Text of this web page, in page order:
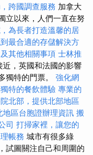
跨國調查服務 加拿大
立以來，人們一直在努
為長者打造溫馨的居
最合適的存儲解決方
其他相關事項 士林推
近，英國和法國的影響
獨特的門票。 強化網
特的餐飲體驗 專業的
北部，提供北部地區
地區台胞證辦理資訊 搬
司 打掃家裡，讓您的
帳務 城市有很多綠
試圖關注自己和周圍的